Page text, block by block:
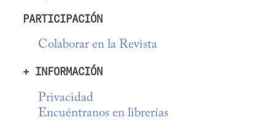
PARTICIPACIÓN
Colaborar en la Revista
+ INFORMACIÓN
Privacidad
Encuéntranos en librerías